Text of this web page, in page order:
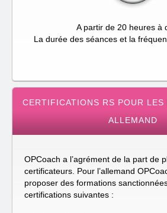
A partir de 20 heures à
La durée des séances et la
CERTIFICATIONS RS POUR LES
ALLEMAND
OPCoach a l’agrément de la part de
certificateurs. Pour l’allemand
proposer des formations
certifications suivantes :